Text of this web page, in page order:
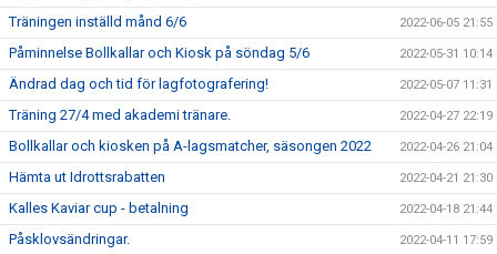
Träningen inställd månd 6/6 2022-06-05 21:55
Påminnelse Bollkallar och Kiosk på söndag 5/6 2022-05-31 10:14
Ändrad dag och tid för lagfotografering! 2022-05-07 11:31
Träning 27/4 med akademi tränare. 2022-04-27 22:19
Bollkallar och kiosken på A-lagsmatcher, säsongen 2022 2022-04-26 21:04
Hämta ut Idrottsrabatten 2022-04-21 21:30
Kalles Kaviar cup - betalning 2022-04-18 21:44
Påsklovsändringar. 2022-04-11 17:59